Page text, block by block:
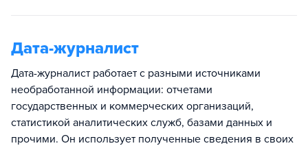
Дата-журналист
Дата-журналист работает с разными источниками
необработанной информации: отчетами
государственных и коммерческих организаций,
статистикой аналитических служб, базами данных и
прочими. Он использует полученные сведения в своих